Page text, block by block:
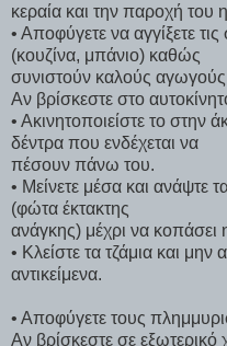
κεραία και την παροχή του
• Αποφύγετε να αγγίξετε
(κουζίνα, μπάνιο) καθώς
συνιστούν καλούς αγωγούς
Αν βρίσκεστε στο
• Ακινητοποιείστε το στην
δέντρα που ενδέχεται να
πέσουν πάνω του.
• Μείνετε μέσα και ανάψτε
(φώτα έκτακτης
ανάγκης) μέχρι να κοπάσει
• Κλείστε τα τζάμια και
αντικείμενα.
• Αποφύγετε τους
Αν βρίσκεστε σε